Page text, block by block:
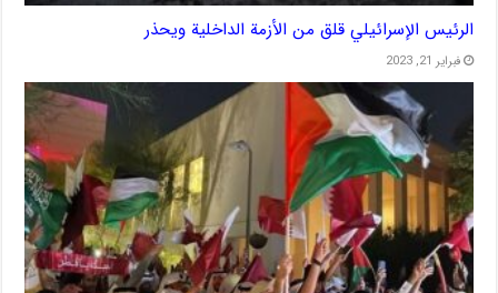
الرئيس الإسرائيلي قلق من الأزمة الداخلية ويحذر
فبراير 21, 2023